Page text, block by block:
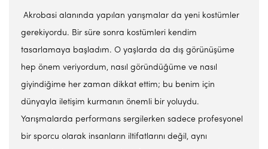
Akrobasi alanında yapılan yarışmalar da yeni kostümler
gerekiyordu. Bir süre sonra kostümleri kendim
tasarlamaya başladım. O yaşlarda da dış görünüşüme
hep önem veriyordum, nasıl göründüğüme ve nasıl
giyindiğime her zaman dikkat ettim; bu benim için
dünyayla iletişim kurmanın önemli bir yoluydu.
Yarışmalarda performans sergilerken sadece profesyonel
bir sporcu olarak insanların iltifatlarını değil, aynı